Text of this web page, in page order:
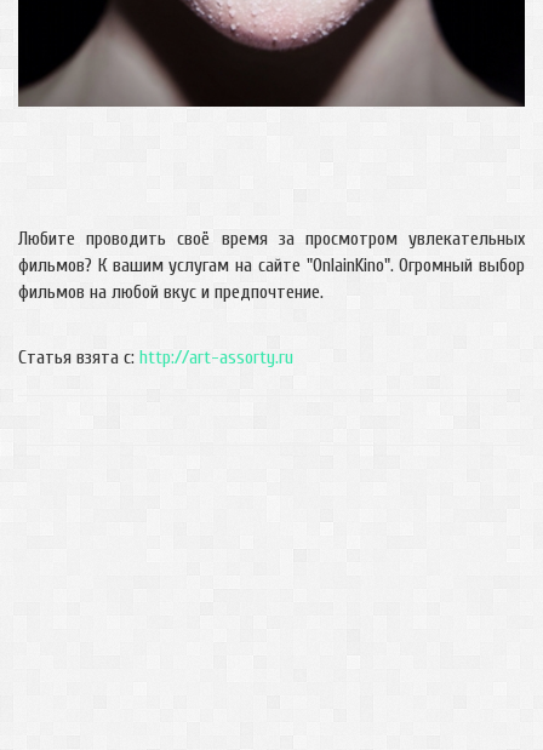
Любите проводить своё время за просмотром увлекательных
фильмов? К вашим услугам на сайте "OnlainKino". Огромный выбор
фильмов на любой вкус и предпочтение.
Статья взята с: http://art-assorty.ru